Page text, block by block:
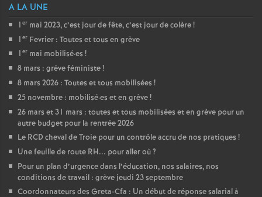
A LA UNE
1 er mai 2023, c’est jour de fête, c’est jour de colère!
1 er Fevrier : Toutes et tous en grève
1 er mai mobilisé·es !
8 mars : grève féministe!
8 mars 2026 : Toutes et tous mobilisées !
25 novembre : mobilisé·es et en grève!
26 mars et 31 mars : toutes et tous mobilisées et en grève pour un
autre budget pour la rentrée 2026
Le RCD cheval de Troie pour un contrôle accru de nos pratiques !
Une feuille de route RH... pour aller où?
Pour un plan d’urgence dans l’éducation, nos salaires, nos
conditions de travail : grève jeudi 23 septembre
Coordonnateurs des Greta-Cfa : Un début de réponse salarial à